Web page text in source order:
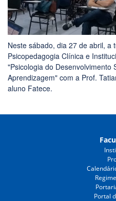
Neste sábado, dia 27 de abril, a
Psicopedagogia Clínica e
"Psicologia do Desenvolvimento
Aprendizagem" com a Prof.
aluno Fatece.
Portal